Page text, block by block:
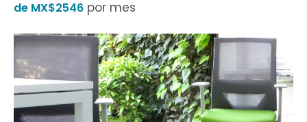
de MX$2546 por mes